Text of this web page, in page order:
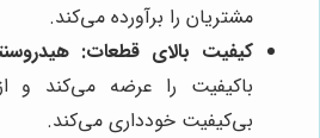
مشتریان را برآورده می‌کند.
کیفیت بالای قطعات:
باکیفیت را عرضه می‌کند و
بی‌کیفیت خودداری می‌کند.